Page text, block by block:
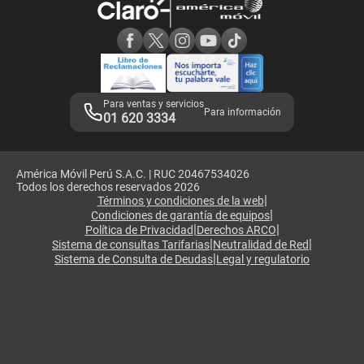
Adquirientes iPhone 6, 6S y SE
Mensaje de Seguridad
Términos y Condiciones de Tienda Claro
Libro de Reclamaciones
Legales de marketplace
Para ventas y servicios
01 620 3334 Para información
América Móvil Perú S.A.C. | RUC 20467534026
Todos los derechos reservados 2026
Términos y condiciones de la web|
Condiciones de garantía de equipos|
Política de Privacidad|Derechos ARCO|
Sistema de consultas Tarifarias|Neutralidad de Red|
Sistema de Consulta de Deudas|Legal y regulatorio